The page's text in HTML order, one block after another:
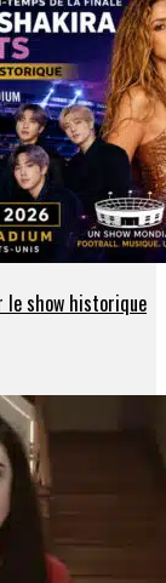
le show historique